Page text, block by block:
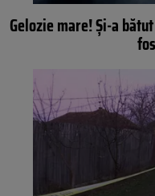
Gelozie mare! Și-a